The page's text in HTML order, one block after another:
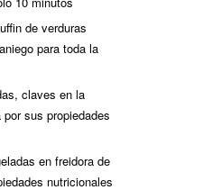
de verduras
para toda la
claves en la
sus propiedades
en freidora de
nutricionales